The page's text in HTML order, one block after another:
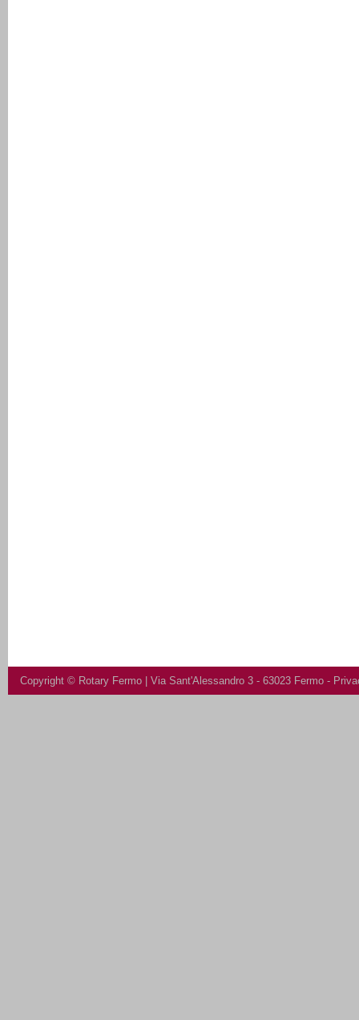
Copyright © Rotary Fermo | Via Sant'Alessandro 3 - 63023 Fermo -